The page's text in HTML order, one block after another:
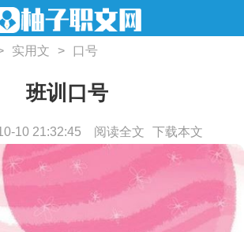
实用文 > 口号
班训口号
10 21:32:45 阅读全文 下载本文